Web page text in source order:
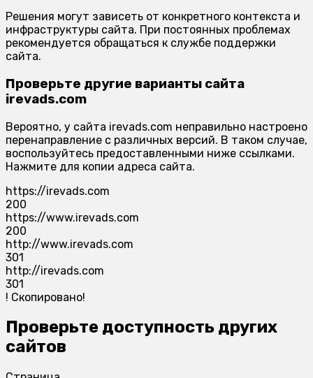
Решения могут зависеть от конкретного контекста и
инфраструктуры сайта. При постоянных проблемах
рекомендуется обращаться к службе поддержки
сайта.
Проверьте другие варианты сайта
irevads.com
Вероятно, у сайта irevads.com неправильно настроено
перенаправление с различных версий. В таком случае,
воспользуйтесь предоставленными ниже ссылками.
Нажмите для копии адреса сайта.
https://irevads.com
200
https://www.irevads.com
200
http://www.irevads.com
301
http://irevads.com
301
! Скопировано!
Проверьте доступность других
сайтов